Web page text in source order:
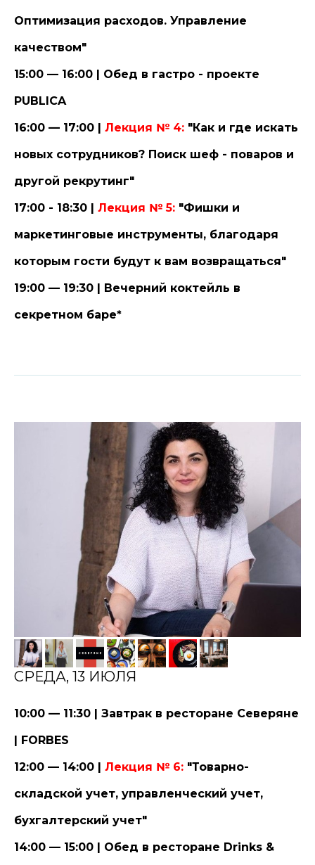
Оптимизация расходов. Управление
качеством"
15:00 — 16:00 | Обед в гастро - проекте
PUBLICA
16:00 — 17:00 | Лекция № 4: "Как и где искать
новых сотрудников? Поиск шеф - поваров и
другой рекрутинг"
17:00 - 18:30 | Лекция № 5: "Фишки и
маркетинговые инструменты, благодаря
которым гости будут к вам возвращаться"
19:00 — 19:30 | Вечерний коктейль в
секретном баре*
СРЕДА, 13 ИЮЛЯ
10:00 — 11:30 | Завтрак в ресторане Северяне
| FORBES
12:00 — 14:00 | Лекция № 6: "Товарно-
складской учет, управленческий учет,
бухгалтерский учет"
14:00 — 15:00 | Обед в ресторане Drinks &